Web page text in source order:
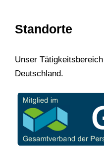
Standorte
Unser
Deutschland.